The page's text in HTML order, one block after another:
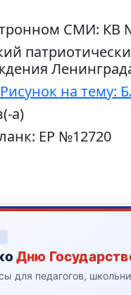
СМИ: КВ
Рисунок на тему:
а)
ЕР №12720
Дню
для педагогов,